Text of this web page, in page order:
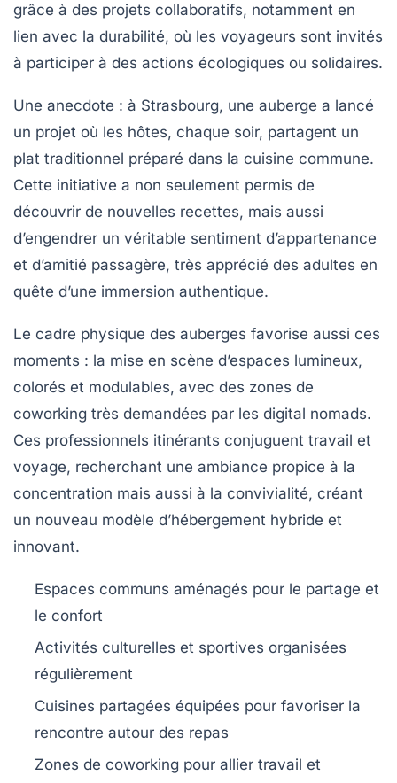
grâce à des projets collaboratifs, notamment en
lien avec la durabilité, où les voyageurs sont invités
à participer à des actions écologiques ou solidaires.
Une anecdote : à Strasbourg, une auberge a lancé
un projet où les hôtes, chaque soir, partagent un
plat traditionnel préparé dans la cuisine commune.
Cette initiative a non seulement permis de
découvrir de nouvelles recettes, mais aussi
d’engendrer un véritable sentiment d’appartenance
et d’amitié passagère, très apprécié des adultes en
quête d’une immersion authentique.
Le cadre physique des auberges favorise aussi ces
moments : la mise en scène d’espaces lumineux,
colorés et modulables, avec des zones de
coworking très demandées par les digital nomads.
Ces professionnels itinérants conjuguent travail et
voyage, recherchant une ambiance propice à la
concentration mais aussi à la convivialité, créant
un nouveau modèle d’hébergement hybride et
innovant.
Espaces communs aménagés pour le partage et
le confort
Activités culturelles et sportives organisées
régulièrement
Cuisines partagées équipées pour favoriser la
rencontre autour des repas
Zones de coworking pour allier travail et